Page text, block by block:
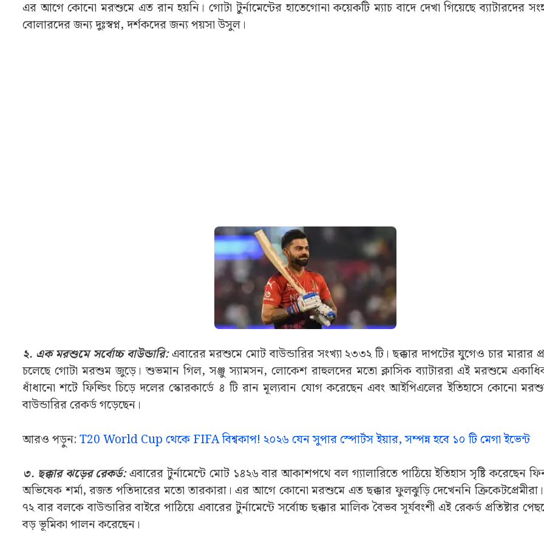
এর আগে কোনো মরশুমে এত রান হয়নি। গোটা টুর্নামেন্টের হাতেগোনা কয়েকটি ম্যাচ বাদে দেখা গিয়েছে ব্যাটারদের
বোলারদের জন্য দুঃস্বপ্ন, দর্শকদের জন্য পয়সা উসুল।
২. এক মরশুমে সর্বোচ্চ বাউন্ডারি:এবারের মরশুমে মোট বাউন্ডারির সংখ্যা ২৩৩২ টি। ছক্কার দাপটের যুগেও চার মারার
চলেছে গোটা মরশুম জুড়ে। শুভমান গিল, সঞ্জু স্যামসন, লোকেশ রাহুলদের মতো ক্লাসিক ব্যাটাররা এই মরশুমে
ধাঁধানো শটে ফিল্ডিং চিড়ে দলের স্কোরকার্ডে ৪ টি রান মূল্যবান যোগ করেছেন এবং আইপিএলের ইতিহাসে কোনো
বাউন্ডারির রেকর্ড গড়েছেন।
আরও পড়ুন:T20 World Cup থেকে FIFA বিশ্বকাপ! ২০২৬ যেন সুপার স্পোর্টস ইয়ার, সম্পন্ন হবে ১০ টি মেগা ইভেন্ট
৩. ছক্কার ঝড়ের রেকর্ড:এবারের টুর্নামেন্টে মোট ১৪২৬ বার আকাশপথে বল গ্যালারিতে পাঠিয়ে ইতিহাস সৃষ্টি করেছেন
অভিষেক শর্মা, রজত পতিদারের মতো তারকারা। এর আগে কোনো মরশুমে এত ছক্কার ফুলঝুড়ি দেখেননি
৭২ বার বলকে বাউন্ডারির বাইরে পাঠিয়ে এবারের টুর্নামেন্টে সর্বোচ্চ ছক্কার মালিক বৈভব সূর্যবংশী এই রেকর্ড প্রতিষ্টার
বড় ভূমিকা পালন করেছেন।